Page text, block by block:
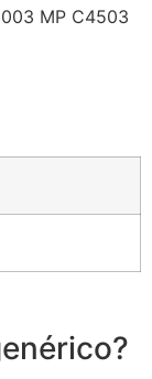
MP C4503